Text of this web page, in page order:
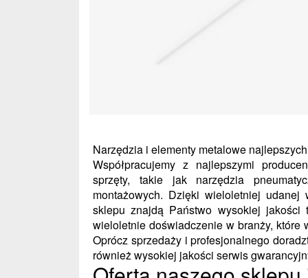
Narzędzia i elementy metalowe
Współpracujemy z najlepszymi
sprzęty, takie jak narzędzia
montażowych. Dzięki wieloletniej
sklepu znajdą Państwo wysokiej jakości
wieloletnie doświadczenie w branży, które
Oprócz sprzedaży i profesjonalnego
również wysokiej jakości serwis